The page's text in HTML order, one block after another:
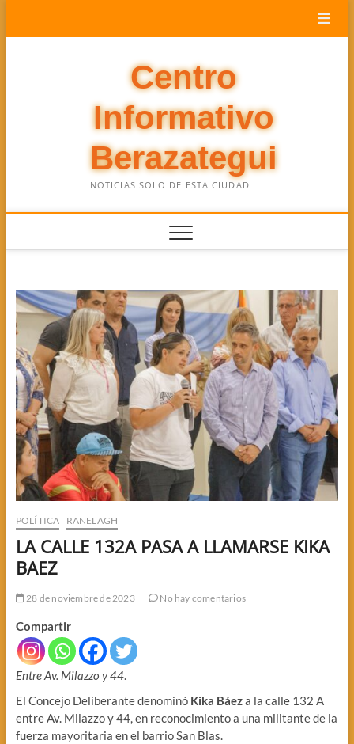
Centro
Informativo
Berazategui
NOTICIAS SOLO DE ESTA CIUDAD
POLÍTICA RANELAGH
LA CALLE 132A PASA A LLAMARSE KIKA
BAEZ
28 de noviembre de 2023 No hay comentarios
Compartir
Entre Av. Milazzo y 44.
El Concejo Deliberante denominó Kika Báeza la calle 132 A
entre Av. Milazzo y 44, en reconocimiento a una militante de la
fuerza mayoritaria en el barrio San Blas.